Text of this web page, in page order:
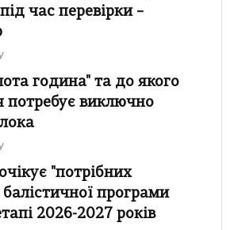
час перевірки –
година" та до якого
потребує виключно
"потрібних
балістичної програми
2026-2027 років